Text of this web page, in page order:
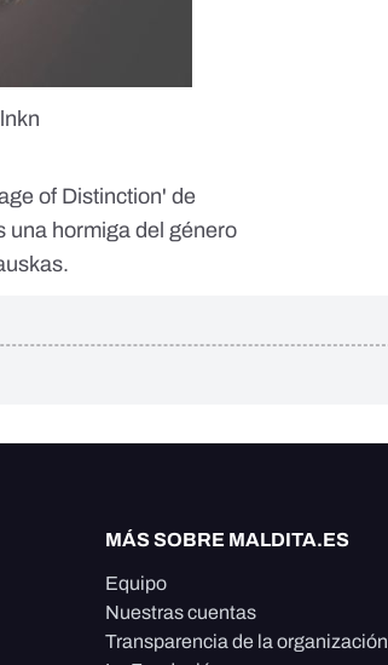
of Distinction' de
una hormiga del género
.
MÁS SOBRE MALDITA.ES
Equipo
Nuestras cuentas
Transparencia de la organización